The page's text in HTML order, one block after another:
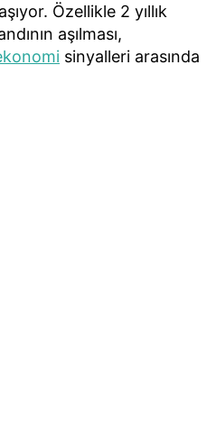
Özellikle 2 yıllık
aşılması,
sinyalleri arasında